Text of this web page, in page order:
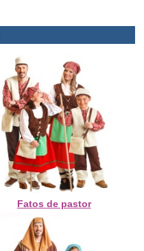
Fatos de pastor